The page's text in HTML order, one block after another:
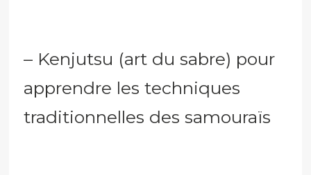
– Kenjutsu (art du sabre) pour
apprendre les techniques
traditionnelles des samouraïs